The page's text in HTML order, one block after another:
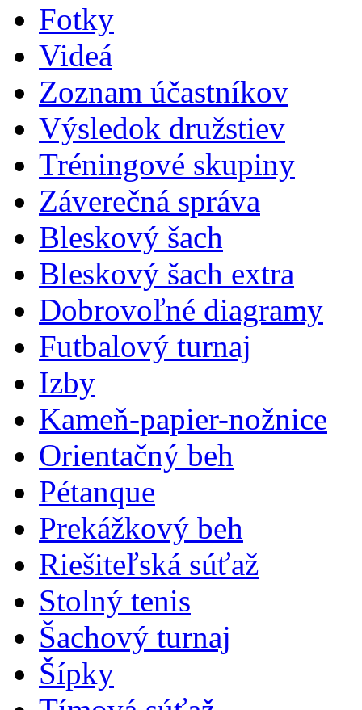
Fotky
Videá
Zoznam účastníkov
Výsledok družstiev
Tréningové skupiny
Záverečná správa
Bleskový šach
Bleskový šach extra
Dobrovoľné diagramy
Futbalový turnaj
Izby
Kameň-papier-nožnice
Orientačný beh
Pétanque
Prekážkový beh
Riešiteľská súťaž
Stolný tenis
Šachový turnaj
Šípky